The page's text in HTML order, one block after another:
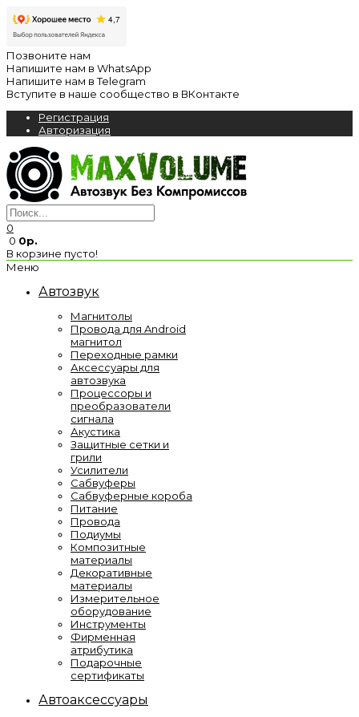
Позвоните нам
Напишите нам в WhatsApp
Напишите нам в Telegram
Вступите в наше сообщество в ВКонтакте
Регистрация
Авторизация
0
0 0р.
В корзине пусто!
Меню
Автозвук
Магнитолы
Провода для Android
магнитол
Переходные рамки
Аксессуары для
автозвука
Процессоры и
преобразователи
сигнала
Акустика
Защитные сетки и
грили
Усилители
Сабвуферы
Сабвуферные короба
Питание
Провода
Подиумы
Композитные
материалы
Декоративные
материалы
Измерительное
оборудование
Инструменты
Фирменная
атрибутика
Подарочные
сертификаты
Автоаксессуары